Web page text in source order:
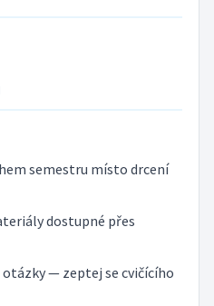
semestru místo drcení
dostupné přes
— zeptej se cvičícího